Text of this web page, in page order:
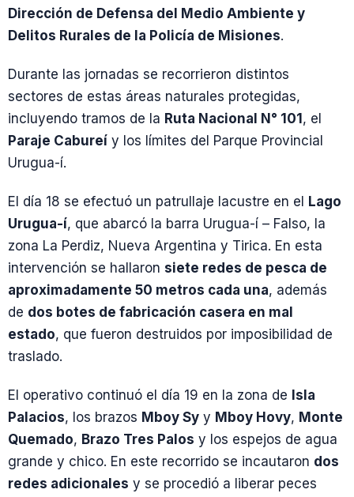
Dirección de Defensa del Medio Ambiente y
Delitos Rurales de la Policía de Misiones.
Durante las jornadas se recorrieron distintos
sectores de estas áreas naturales protegidas,
incluyendo tramos de la Ruta Nacional N° 101, el
Paraje Cabureí y los límites del Parque Provincial
Urugua-í.
El día 18 se efectuó un patrullaje lacustre en el
Lago
Urugua-í, que abarcó la barra Urugua-í – Falso, la
zona La Perdiz, Nueva Argentina y Tirica. En esta
intervención se hallaron siete redes de pesca de
aproximadamente 50 metros cada una, además
de dos botes de fabricación casera en mal
estado, que fueron destruidos por imposibilidad de
traslado.
El operativo continuó el día 19 en la zona de Isla
Palacios, los brazos Mboy Sy y Mboy Hovy, Monte
Quemado, Brazo Tres Palos y los espejos de agua
grande y chico. En este recorrido se incautaron dos
redes adicionales y se procedió a liberar peces